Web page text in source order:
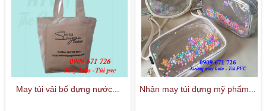
May túi vải bố đựng nước... Nhận may túi đựng mỹ phẩm...